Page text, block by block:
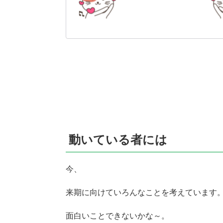
動いている者には
今、
来期に向けていろんなことを考えています
面白いことできないかな～。